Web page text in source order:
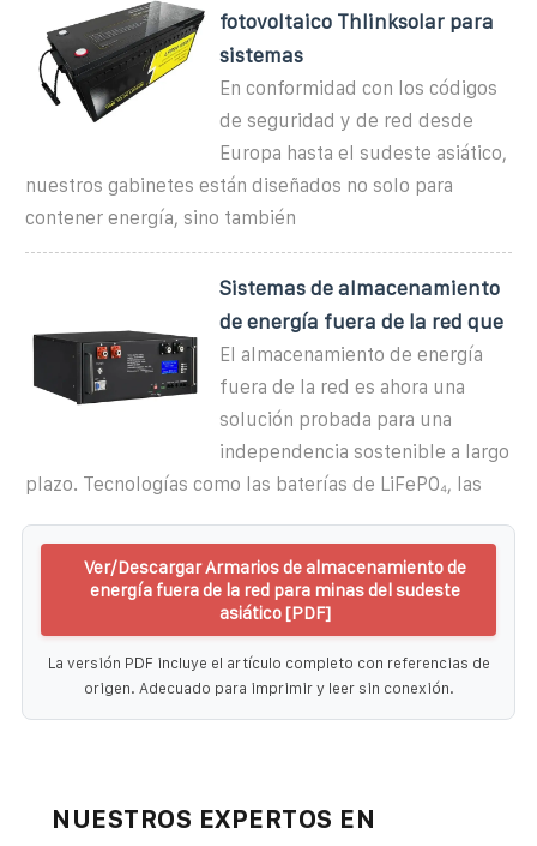
fotovoltaico Thlinksolar para
sistemas
En conformidad con los códigos
de seguridad y de red desde
Europa hasta el sudeste asiático,
nuestros gabinetes están diseñados no solo para
contener energía, sino también
Sistemas de almacenamiento
de energía fuera de la red que
El almacenamiento de energía
fuera de la red es ahora una
solución probada para una
independencia sostenible a largo
plazo. Tecnologías como las baterías de LiFePO₄, las
Ver/Descargar Armarios de almacenamiento de
energía fuera de la red para minas del sudeste
asiático [PDF]
La versión PDF incluye el artículo completo con referencias de
origen. Adecuado para imprimir y leer sin conexión.
NUESTROS EXPERTOS EN